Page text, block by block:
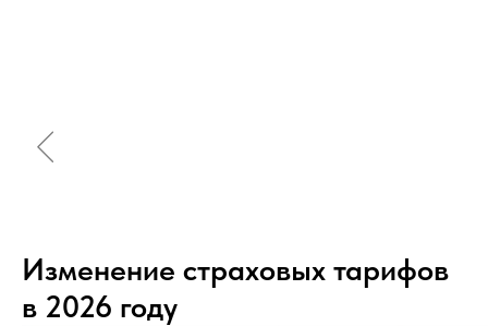
Изменение страховых тарифов
в 2026 году